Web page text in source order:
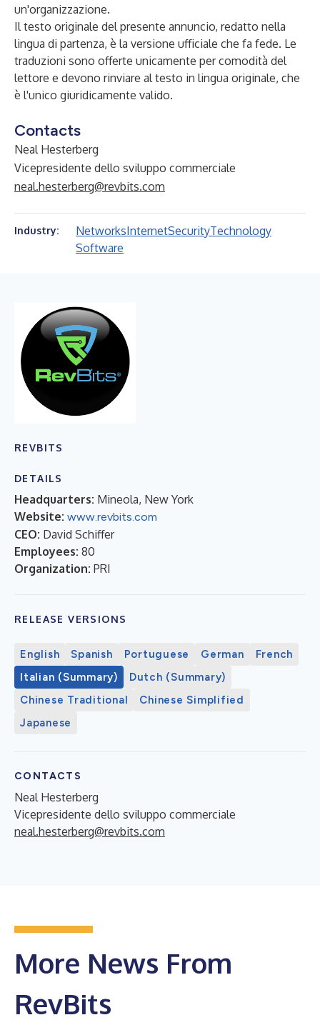
un'organizzazione.
Il testo originale del presente annuncio, redatto nella
lingua di partenza, è la versione ufficiale che fa fede. Le
traduzioni sono offerte unicamente per comodità del
lettore e devono rinviare al testo in lingua originale, che
è l'unico giuridicamente valido.
Contacts
Neal Hesterberg
Vicepresidente dello sviluppo commerciale
neal.hesterberg@revbits.com
Industry: NetworksInternetSecurityTechnology
Software
REVBITS
DETAILS
Headquarters: Mineola, New York
Website: www.revbits.com
CEO: David Schiffer
Employees: 80
Organization: PRI
RELEASE VERSIONS
English Spanish Portuguese German
French
Italian (Summary)
Dutch (Summary)
Chinese Traditional
Chinese Simplified
Japanese
CONTACTS
Neal Hesterberg
Vicepresidente dello sviluppo commerciale
neal.hesterberg@revbits.com
More News From
RevBits